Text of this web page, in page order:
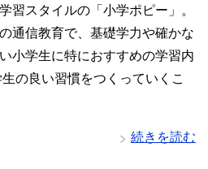
習スタイルの「小学ポピー」。
通信教育で、基礎学力や確かな
小学生に特におすすめの学習内
の良い習慣をつくっていくこ
続きを読む